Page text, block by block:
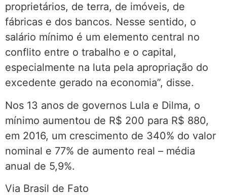
proprietários, de terra, de imóveis, de
fábricas e dos bancos. Nesse sentido, o
salário mínimo é um elemento central no
conflito entre o trabalho e o capital,
especialmente na luta pela apropriação do
excedente gerado na economia”, disse.
Nos 13 anos de governos Lula e Dilma, o
mínimo aumentou de R$ 200 para R$ 880,
em 2016, um crescimento de 340% do valor
nominal e 77% de aumento real – média
anual de 5,9%.
Via Brasil de Fato